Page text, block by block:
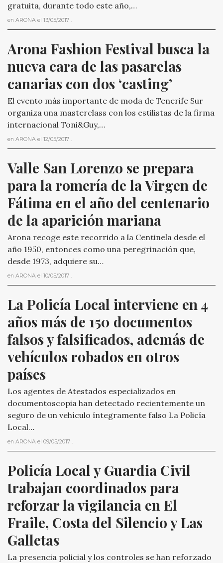
gratuita, durante todo este año,…
en ARONA el 13/05/2017 .
Arona Fashion Festival busca la
nueva cara de las pasarelas
canarias con dos ‘casting’
El evento más importante de moda de Tenerife Sur
organiza una masterclass con los estilistas de la firma
internacional Toni&Guy,…
en ARONA el 12/05/2017 .
Valle San Lorenzo se prepara
para la romería de la Virgen de
Fátima en el año del centenario
de la aparición mariana
Arona recoge este recorrido a la Centinela desde el
año 1950, entonces como una peregrinación que,
desde 1973, adquiere su…
en ARONA el 10/05/2017 .
La Policía Local interviene en 4
años más de 150 documentos
falsos y falsificados, además de
vehículos robados en otros
países
Los agentes de Atestados especializados en
documentoscopia han detectado recientemente un
seguro de un vehículo íntegramente falso La Policía
Local…
en ARONA el 09/05/2017 .
Policía Local y Guardia Civil
trabajan coordinados para
reforzar la vigilancia en El
Fraile, Costa del Silencio y Las
Galletas
La presencia policial y los controles se han reforzado